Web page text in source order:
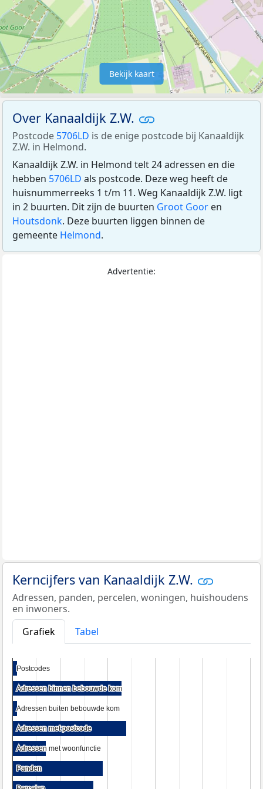
Bekijk kaart
Over Kanaaldijk Z.W.
Postcode 5706LD is de enige postcode bij Kanaaldijk
Z.W. in Helmond.
Kanaaldijk Z.W. in Helmond telt 24 adressen en die
hebben 5706LD als postcode. Deze weg heeft de
huisnummerreeks 1 t/m 11. Weg Kanaaldijk Z.W. ligt
in 2 buurten. Dit zijn de buurten Groot Goor en
Houtsdonk. Deze buurten liggen binnen de
gemeente Helmond.
Advertentie:
Kerncijfers van Kanaaldijk Z.W.
Adressen, panden, percelen, woningen, huishoudens
en inwoners.
Grafiek
Tabel
Postcodes
Postcodes
Adressen binnen bebouwde kom
Adressen binnen bebouwde kom
Adressen buiten bebouwde kom
Adressen buiten bebouwde kom
Adressen met postcode
Adressen met postcode
Adressen met woonfunctie
Adressen met woonfunctie
Panden
Panden